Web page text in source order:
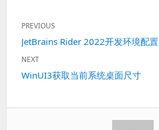
文
章
导
航
PREVIOUS
Previous
post:
JetBrains Rider 2022开发环境配置
NEXT
Next
WinUI3获取当前系统桌面尺寸